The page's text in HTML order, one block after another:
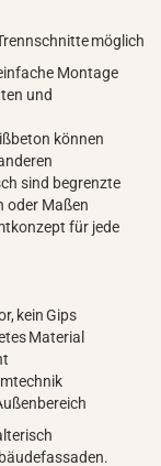
möglich
Montage
und
können
sind begrenzte
oder Maßen
für jede
kein Gips
Material